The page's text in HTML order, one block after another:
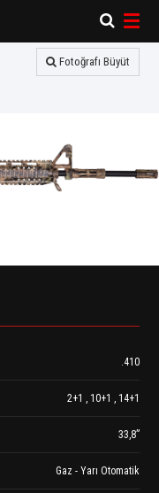
×
Fotoğrafı Büyüt
.410
2+1 , 10+1 , 14+1
33,8”
Gaz - Yarı Otomatik
×